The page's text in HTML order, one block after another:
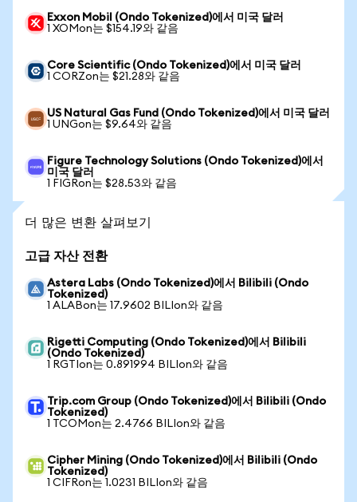
Exxon Mobil (Ondo Tokenized)에서 미국 달러
1 XOMon는 $154.19와 같음
Core Scientific (Ondo Tokenized)에서 미국 달러
1 CORZon는 $21.28와 같음
US Natural Gas Fund (Ondo Tokenized)에서 미국 달러
1 UNGon는 $9.64와 같음
Figure Technology Solutions (Ondo Tokenized)에서
미국 달러
1 FIGRon는 $28.53와 같음
더 많은 변환 살펴보기
고급 자산 전환
Astera Labs (Ondo Tokenized)에서 Bilibili (Ondo
Tokenized)
1 ALABon는 17.9602 BILIon와 같음
Rigetti Computing (Ondo Tokenized)에서 Bilibili
(Ondo Tokenized)
1 RGTIon는 0.891994 BILIon와 같음
Trip.com Group (Ondo Tokenized)에서 Bilibili (Ondo
Tokenized)
1 TCOMon는 2.4766 BILIon와 같음
Cipher Mining (Ondo Tokenized)에서 Bilibili (Ondo
Tokenized)
1 CIFRon는 1.0231 BILIon와 같음